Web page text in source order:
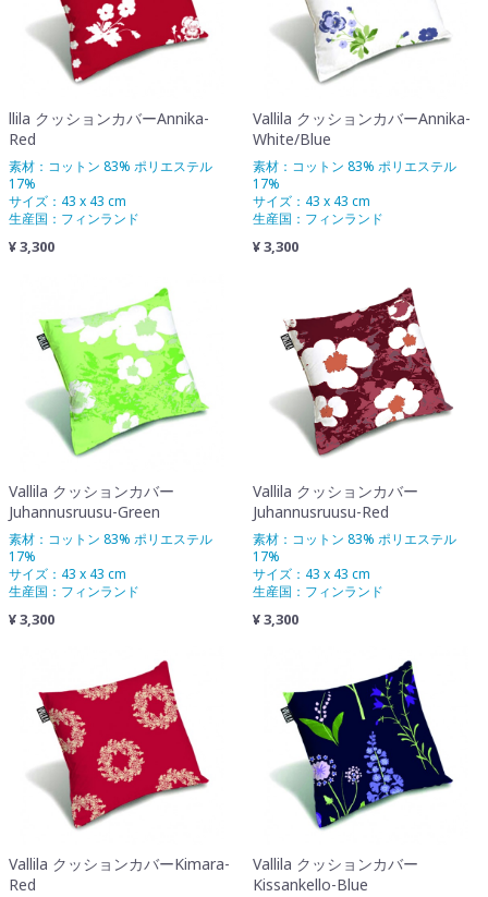
llila クッションカバーAnnika-
Red
素材：コットン 83% ポリエステル
17%
サイズ：43 x 43 cm
生産国：フィンランド
¥ 3,300
Vallila クッションカバーAnnika-
White/Blue
素材：コットン 83% ポリエステル
17%
サイズ：43 x 43 cm
生産国：フィンランド
¥ 3,300
Vallila クッションカバー
Juhannusruusu-Green
素材：コットン 83% ポリエステル
17%
サイズ：43 x 43 cm
生産国：フィンランド
¥ 3,300
Vallila クッションカバー
Juhannusruusu-Red
素材：コットン 83% ポリエステル
17%
サイズ：43 x 43 cm
生産国：フィンランド
¥ 3,300
Vallila クッションカバーKimara-
Red
Vallila クッションカバー
Kissankello-Blue